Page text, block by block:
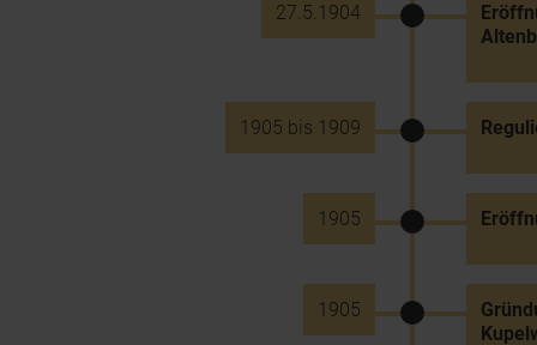
27.5.1904
1905 bis 1909
1905
1905